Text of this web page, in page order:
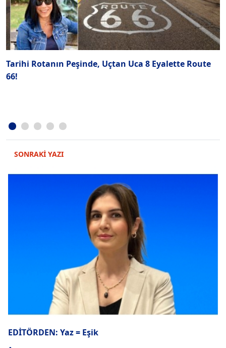
Tarihi Rotanın Peşinde, Uçtan Uca 8 Eyalette Route
66!
SONRAKİ YAZI
EDİTÖRDEN: Yaz = Eşik